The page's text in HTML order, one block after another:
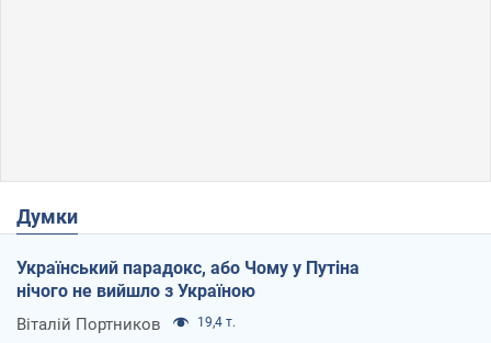
Думки
Український парадокс, або Чому у Путіна
нічого не вийшло з Україною
Віталій Портников 19,4 т.